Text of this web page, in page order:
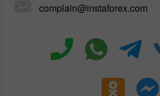
complain@instaforex.com